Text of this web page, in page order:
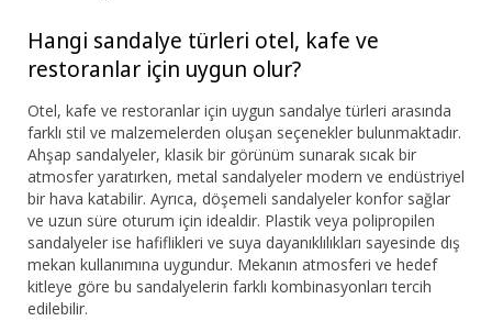
Hangi sandalye türleri otel, kafe ve
restoranlar için uygun olur?
Otel, kafe ve restoranlar için uygun sandalye türleri arasında
farklı stil ve malzemelerden oluşan seçenekler bulunmaktadır.
Ahşap sandalyeler, klasik bir görünüm sunarak sıcak bir
atmosfer yaratırken, metal sandalyeler modern ve endüstriyel
bir hava katabilir. Ayrıca, döşemeli sandalyeler konfor sağlar
ve uzun süre oturum için idealdir. Plastik veya polipropilen
sandalyeler ise hafiflikleri ve suya dayanıklılıkları sayesinde dış
mekan kullanımına uygundur. Mekanın atmosferi ve hedef
kitleye göre bu sandalyelerin farklı kombinasyonları tercih
edilebilir.